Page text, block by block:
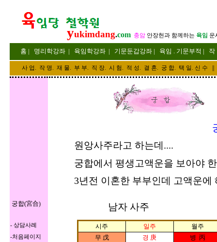
yukimdang.com 충암 안장헌과 함께하는 육임 운
홈 | 명리 학강좌 | 육임학강좌 | 기문둔갑강좌 | 육임 . 기문부적 | 작
사 업 . 작 명. 재 물. 부 부. 직 장. 시 험. 적 성. 결 혼. 궁 합. 택 일. 신 수
궁합(宮合)
- 상담사례
-처음페이지
궁합을
원앙사주라고 하는데 ....
궁합에서 평생고액운을 보아야
3년전 이혼한 부부인데 고액운에
남자 사주
시주 일주
월주
무 戊
경 庚
병 丙